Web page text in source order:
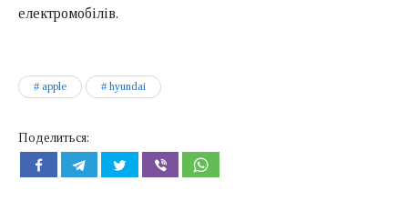
електромобілів.
apple hyundai
Поделиться: